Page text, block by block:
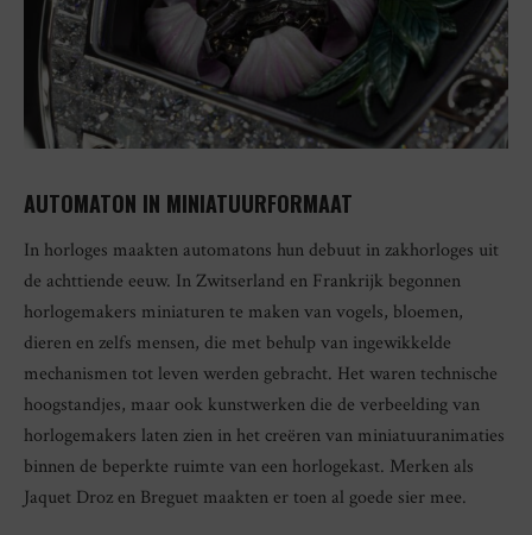
AUTOMATON IN MINIATUURFORMAAT
In horloges maakten automatons hun debuut in zakhorloges uit
de achttiende eeuw. In Zwitserland en Frankrijk begonnen
horlogemakers miniaturen te maken van vogels, bloemen,
dieren en zelfs mensen, die met behulp van ingewikkelde
mechanismen tot leven werden gebracht. Het waren technische
hoogstandjes, maar ook kunstwerken die de verbeelding van
horlogemakers laten zien in het creëren van miniatuuranimaties
binnen de beperkte ruimte van een horlogekast. Merken als
Jaquet Droz en Breguet maakten er toen al goede sier mee.